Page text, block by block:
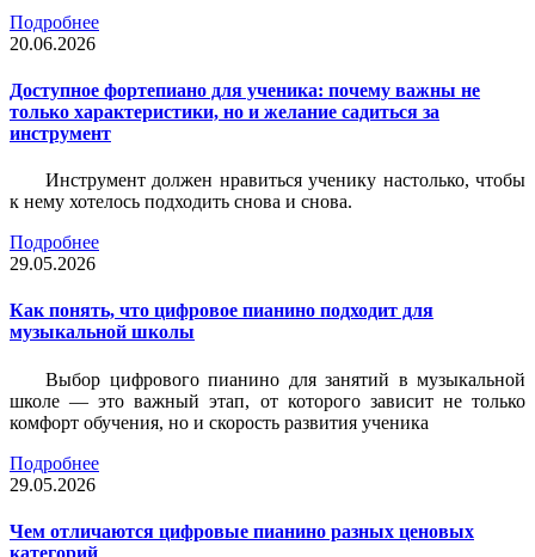
Подробнее
20.06.2026
Доступное фортепиано для ученика: почему важны не
только характеристики, но и желание садиться за
инструмент
Инструмент должен нравиться ученику настолько, чтобы
к нему хотелось подходить снова и снова.
Подробнее
29.05.2026
Как понять, что цифровое пианино подходит для
музыкальной школы
Выбор цифрового пианино для занятий в музыкальной
школе — это важный этап, от которого зависит не только
комфорт обучения, но и скорость развития ученика
Подробнее
29.05.2026
Чем отличаются цифровые пианино разных ценовых
категорий